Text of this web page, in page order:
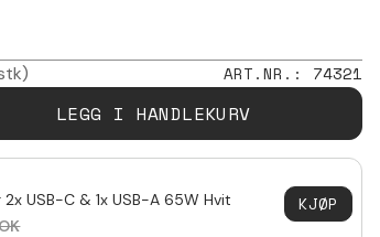
ART.NR. : 74321
LEGG I HANDLEKURV
USB-C & 1x USB-A 65W Hvit
KJØP